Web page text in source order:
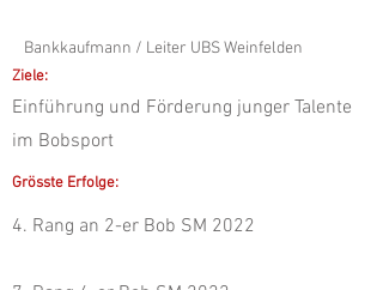
Bankkaufmann / Leiter UBS Weinfelden
Ziele:
Einführung und Förderung junger Talente
im Bobsport
Grösste Erfolge:
4. Rang an 2-er Bob SM 2022